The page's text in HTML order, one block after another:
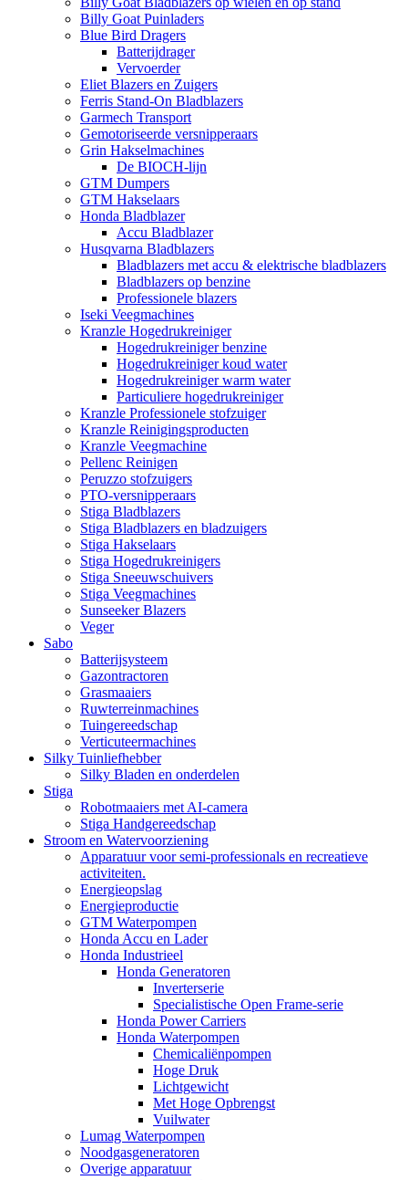
Billy Goat Puinladers
Blue Bird Dragers
Batterijdrager
Vervoerder
Eliet Blazers en Zuigers
Ferris Stand-On Bladblazers
Garmech Transport
Gemotoriseerde versnipperaars
Grin Hakselmachines
De BIOCH-lijn
GTM Dumpers
GTM Hakselaars
Honda Bladblazer
Accu Bladblazer
Husqvarna Bladblazers
Bladblazers met accu & elektrische bladblazers
Bladblazers op benzine
Professionele blazers
Iseki Veegmachines
Kranzle Hogedrukreiniger
Hogedrukreiniger benzine
Hogedrukreiniger koud water
Hogedrukreiniger warm water
Particuliere hogedrukreiniger
Kranzle Professionele stofzuiger
Kranzle Reinigingsproducten
Kranzle Veegmachine
Pellenc Reinigen
Peruzzo stofzuigers
PTO-versnipperaars
Stiga Bladblazers
Stiga Bladblazers en bladzuigers
Stiga Hakselaars
Stiga Hogedrukreinigers
Stiga Sneeuwschuivers
Stiga Veegmachines
Sunseeker Blazers
Veger
Sabo
Batterijsysteem
Gazontractoren
Grasmaaiers
Ruwterreinmachines
Tuingereedschap
Verticuteermachines
Silky Tuinliefhebber
Silky Bladen en onderdelen
Stiga
Robotmaaiers met AI-camera
Stiga Handgereedschap
Stroom en Watervoorziening
Apparatuur voor semi-professionals en recreatieve
activiteiten.
Energieopslag
Energieproductie
GTM Waterpompen
Honda Accu en Lader
Honda Industrieel
Honda Generatoren
Inverterserie
Specialistische Open Frame-serie
Honda Power Carriers
Honda Waterpompen
Chemicaliënpompen
Hoge Druk
Lichtgewicht
Met Hoge Opbrengst
Vuilwater
Lumag Waterpompen
Noodgasgeneratoren
Overige apparatuur